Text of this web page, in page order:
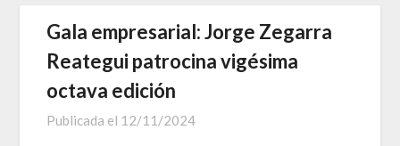
Gala empresarial: Jorge Zegarra
Reategui patrocina vigésima
octava edición
Publicada el 12/11/2024